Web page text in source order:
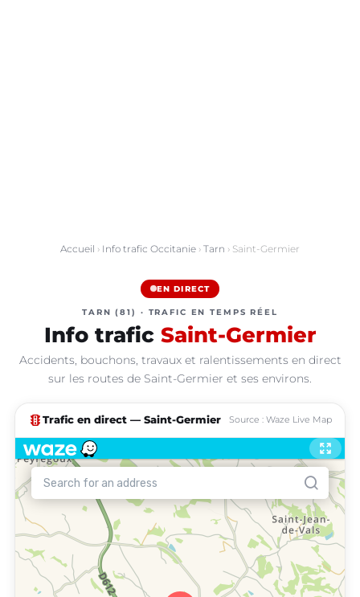
Accueil › Info trafic Occitanie › Tarn › Saint-Germier
EN DIRECT
TARN (81) · TRAFIC EN TEMPS RÉEL
Info trafic Saint-Germier
Accidents, bouchons, travaux et ralentissements en direct
sur les routes de Saint-Germier et ses environs.
traffic Trafic en direct — Saint-Germier Source : Waze Live Map